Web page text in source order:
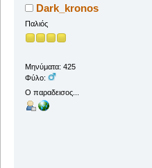
Dark_kronos
Παλιός
Μηνύματα: 425
Φύλο:
Ο παραδεισος...